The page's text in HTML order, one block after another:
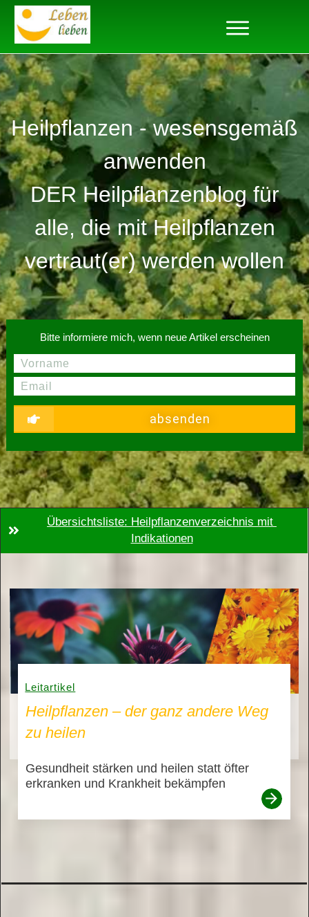
Heilpflanzen - wesensgemäß
anwenden
DER Heilpflanzenblog für
alle, die mit Heilpflanzen
vertraut(er) werden wollen
Bitte informiere mich, wenn neue Artikel erscheinen
absenden
Übersichtsliste: Heilpflanzenverzeichnis mit
Indikationen
Leitartikel
Heilpflanzen – der ganz andere Weg
zu heilen
Gesundheit stärken und heilen statt öfter
erkranken und Krankheit bekämpfen